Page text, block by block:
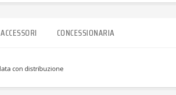
ACCESSORI CONCESSIONARIA
con distribuzione